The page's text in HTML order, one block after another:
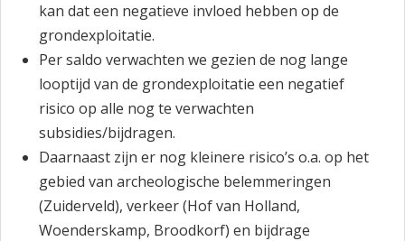
kan dat een negatieve invloed hebben op de
grondexploitatie.
Per saldo verwachten we gezien de nog lange
looptijd van de grondexploitatie een negatief
risico op alle nog te verwachten
subsidies/bijdragen.
Daarnaast zijn er nog kleinere risico’s o.a. op het
gebied van archeologische belemmeringen
(Zuiderveld), verkeer (Hof van Holland,
Woenderskamp, Broodkorf) en bijdrage